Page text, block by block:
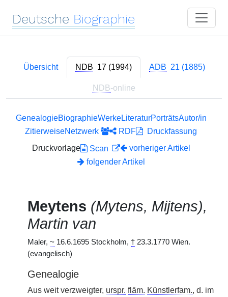
Deutsche Biographie
Übersicht NDB 17 (1994) ADB 21 (1885)
NDB-online
GenealogieBiographieWerkeLiteraturPorträtsAutor/in
ZitierweiseNetzwerk RDF
Druckfassung
Druckvorlage
Scan
vorheriger Artikel
folgender Artikel
Meytens (Mytens, Mijtens),
Martin van
Maler, ~ 16.6.1695 Stockholm, † 23.3.1770 Wien.
(evangelisch)
Genealogie
Aus weit verzweigter, urspr. fläm. Künstlerfam., d. im